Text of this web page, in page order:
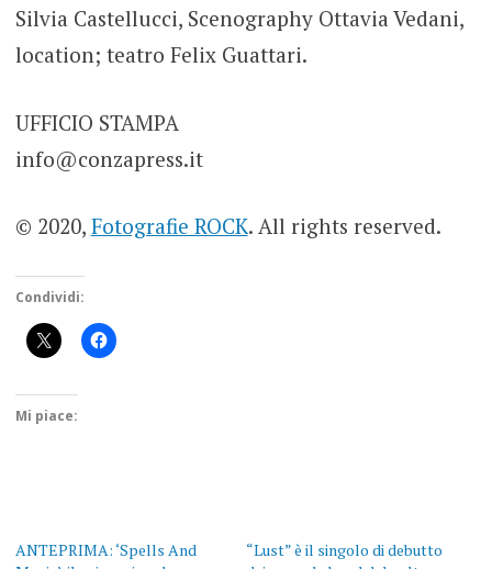
Silvia Castellucci, Scenography Ottavia Vedani,
location; teatro Felix Guattari.
UFFICIO STAMPA
info@conzapress.it
© 2020, Fotografie ROCK. All rights reserved.
Condividi:
Mi piace:
ANTEPRIMA: ‘Spells And
“Lust” è il singolo di debutto